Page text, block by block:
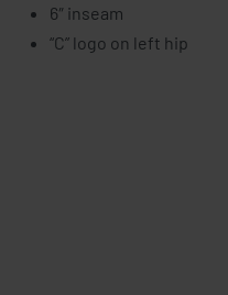
6″ inseam
“C” logo on left hip